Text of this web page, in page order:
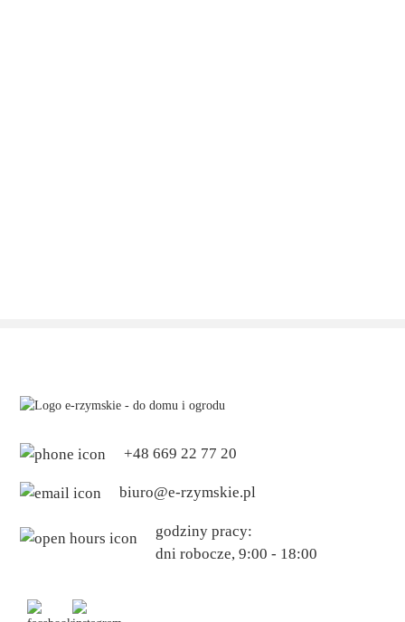
+48 669 22 77 20
biuro@e-rzymskie.pl
godziny pracy:
dni robocze, 9:00 - 18:00